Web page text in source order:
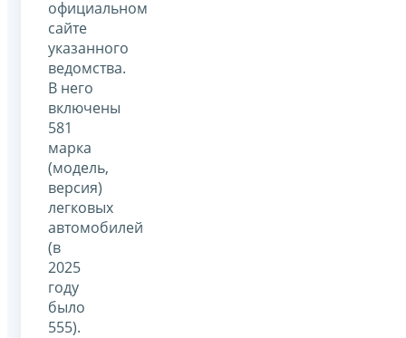
официальном
сайте
указанного
ведомства.
В него
включены
581
марка
(модель,
версия)
легковых
автомобилей
(в
2025
году
было
555).